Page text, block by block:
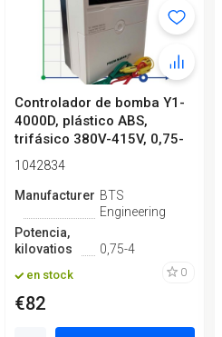
Controlador de bomba Y1-
4000D, plástico ABS,
trifásico 380V-415V, 0,75-
4kW
1042834
ManufactureroBTS
Engineering
Potencia,
kilovatios
0,75-4
en stock 0
€82